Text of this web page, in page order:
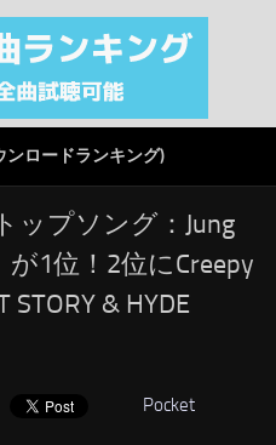
ソング
ンロードランキング)
ップソング：Jung
が1位！2位にCreepy
& HYDE
Pocket